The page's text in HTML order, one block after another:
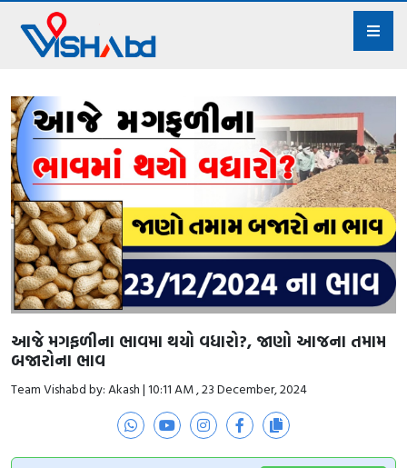
આજે મગફળીના ભાવમા થયો વધારો?, જાણો આજના તમામ
બજારોના ભાવ
Team Vishabd by: Akash | 10:11 AM , 23 December, 2024